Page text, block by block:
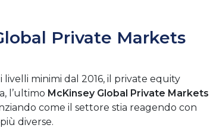
Private Markets
i livelli minimi dal 2016, il private equity
l’ultimo McKinsey Global Private Markets
come il settore stia reagendo con
diverse.